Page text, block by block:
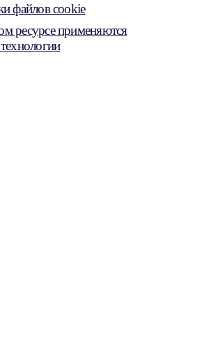
файлов cookie
ресурсе применяются